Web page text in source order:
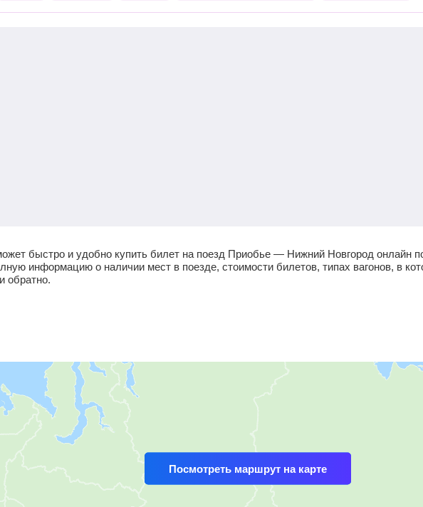
быстро и удобно купить билет на поезд Приобье — Нижний Новгород онлайн
информацию о наличии мест в поезде, стоимости билетов, типах вагонов, в
обратно.
Посмотреть маршрут на карте